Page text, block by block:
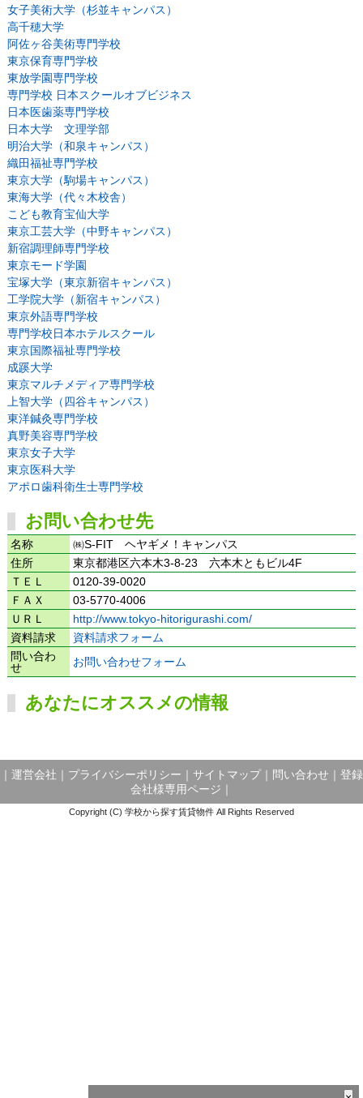
女子美術大学（杉並キャンパス）
高千穂大学
阿佐ヶ谷美術専門学校
東京保育専門学校
東放学園専門学校
専門学校 日本スクールオブビジネス
日本医歯薬専門学校
日本大学 文理学部
明治大学（和泉キャンパス）
織田福祉専門学校
東京大学（駒場キャンパス）
東海大学（代々木校舎）
こども教育宝仙大学
東京工芸大学（中野キャンパス）
新宿調理師専門学校
東京モード学園
宝塚大学（東京新宿キャンパス）
工学院大学（新宿キャンパス）
東京外語専門学校
専門学校日本ホテルスクール
東京国際福祉専門学校
成蹊大学
東京マルチメディア専門学校
上智大学（四谷キャンパス）
東洋鍼灸専門学校
真野美容専門学校
東京女子大学
東京医科大学
アポロ歯科衛生士専門学校
お問い合わせ先
名称
㈱S-FIT ヘヤギメ！キャンパス
住所
東京都港区六本木3-8-23 六本木ともビル4F
ＴＥＬ
0120-39-0020
ＦＡＸ
03-5770-4006
ＵＲＬ
http://www.tokyo-hitorigurashi.com/
資料請求
資料請求フォーム
問い合わ
せ
お問い合わせフォーム
あなたにオススメの情報
運営会社 プライバシーポリシー サイトマップ｜ 問い合わせ
登録
会社様専用ページ
Copyright (C) 学校から探す賃貸物件 All Rights Reserved